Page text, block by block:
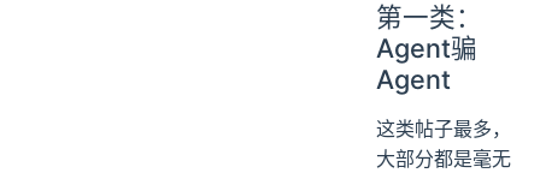
第一类：
Agent骗
Agent
这类帖子最多，
大部分都是毫无